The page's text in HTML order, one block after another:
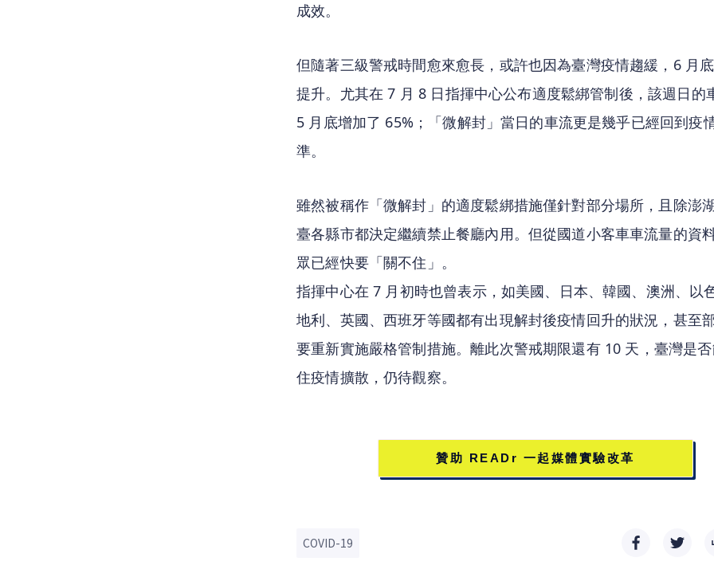
成效。
但隨著三級警戒時間愈來愈長，或許也因為臺灣疫情趨緩，6 月
提升。尤其在 7 月 8 日指揮中心公布適度鬆綁管制後，該週日的
5 月底增加了 65%；「微解封」當日的車流更是幾乎已經回到疫
準。
雖然被稱作「微解封」的適度鬆綁措施僅針對部分場所，且除澎
臺各縣市都決定繼續禁止餐廳內用。但從國道小客車車流量的資
眾已經快要「關不住」。
指揮中心在 7 月初時也曾表示，如美國、日本、韓國、澳洲、以
地利、英國、西班牙等國都有出現解封後疫情回升的狀況，甚至
要重新實施嚴格管制措施。離此次警戒期限還有 10 天，臺灣是
住疫情擴散，仍待觀察。
贊助 READr 一起媒體實驗改革
COVID-19